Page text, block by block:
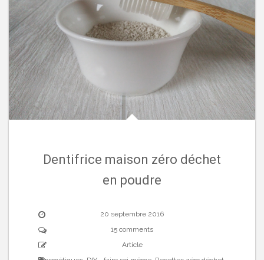
Dentifrice maison zéro déchet
en poudre
20 septembre 2016
15 comments
Article